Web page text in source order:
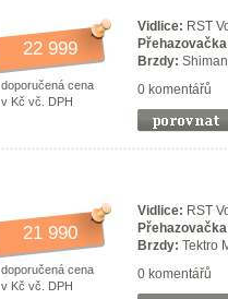
22 999
doporučená cena
v Kč vč. DPH
Vidlice: RST
Brzdy:
0 komentářů
21 990
doporučená cena
v Kč vč. DPH
Vidlice: RST
Brzdy: Tektro
0 komentářů